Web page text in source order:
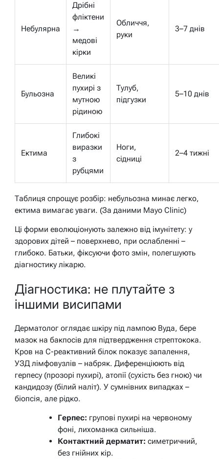
Небулярна
Дрібні
фліктени
→
медові
кірки
Обличчя,
руки
3–7 днів
Бульозна
Великі
пухирі з
мутною
рідиною
Тулуб,
підгузки
5–10 днів
Ектима
Глибокі
виразки
з
рубцями
Ноги,
сідниці
2–4 тижні
Таблиця спрощує розбір: небульозна минає легко,
ектима вимагає уваги. (За даними Mayo Clinic)
Ці форми еволюціонують залежно від імунітету: у
здорових дітей – поверхнево, при ослабленні –
глибоко. Батьки, фіксуючи фото змін, полегшують
діагностику лікарю.
Діагностика: не плутайте з
іншими висипами
Дерматолог оглядає шкіру під лампою Вуда, бере
мазок на бакпосів для підтвердження стрептокока.
Кров на С-реактивний білок показує запалення,
УЗД лімфовузлів – набряк. Диференціюють від
герпесу (прозорі пухирі), атопії (сухість без гною) чи
кандидозу (білий наліт). У сумнівних випадках –
біопсія, але рідко.
Герпес: групові пухирі на червоному
фоні, лихоманка сильніша.
Контактний дерматит: симетричний,
без гнійних кір.